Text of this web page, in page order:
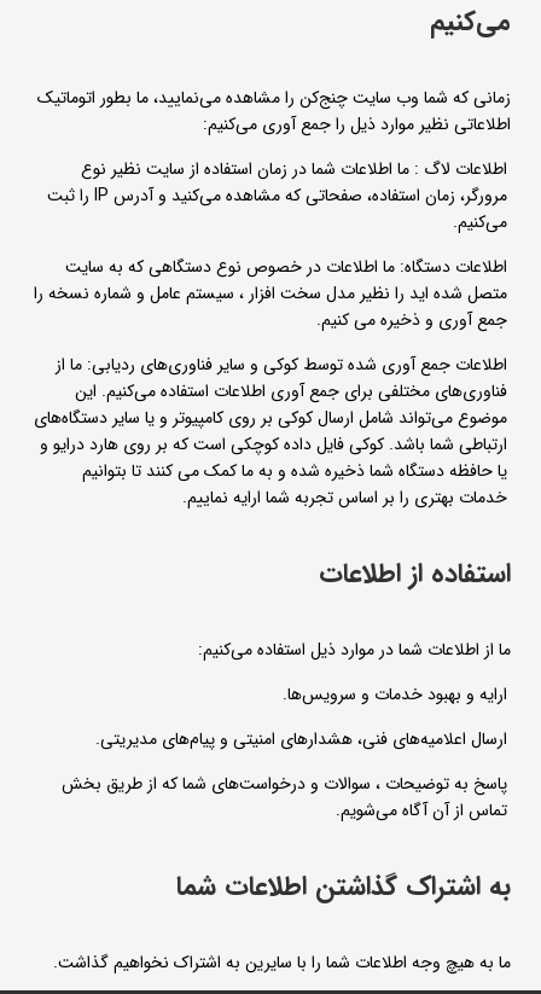
می‌کنیم
زمانی که شما وب سایت چنج‌کن را مشاهده می‌نمایید، ما بطور اتوماتیک
اطلاعاتی نظیر موارد ذیل را جمع آوری می‌کنیم:
اطلاعات لاگ : ما اطلاعات شما در زمان استفاده از سایت نظیر نوع
مرورگر، زمان استفاده، صفحاتی که مشاهده می‌کنید و آدرس IP را ثبت
می‌کنیم.
اطلاعات دستگاه: ما اطلاعات در خصوص نوع دستگاهی که به سایت
متصل شده اید را نظیر مدل سخت افزار ، سیستم عامل و شماره نسخه را
جمع آوری و ذخیره می کنیم.
اطلاعات جمع آوری شده توسط کوکی و سایر فناوری‌های ردیابی: ما از
فناوری‌های مختلفی برای جمع آوری اطلاعات استفاده می‌کنیم. این
موضوع می‌تواند شامل ارسال کوکی بر روی کامپیوتر و یا سایر دستگاه‌های
ارتباطی شما باشد. کوکی فایل داده کوچکی است که بر روی هارد درایو و
یا حافظه دستگاه شما ذخیره شده و به ما کمک می کنند تا بتوانیم
خدمات بهتری را بر اساس تجربه شما ارایه نماییم.
استفاده از اطلاعات
ما از اطلاعات شما در موارد ذیل استفاده می‌کنیم:
ارایه و بهبود خدمات و سرویس‌ها.
ارسال اعلامیه‌های فنی، هشدارهای امنیتی و پیام‌های مدیریتی.
پاسخ به توضیحات ، سوالات و درخواست‌های شما که از طریق بخش
تماس از آن آگاه می‌شویم.
به اشتراک گذاشتن اطلاعات شما
ما به هیچ وجه اطلاعات شما را با سایرین به اشتراک نخواهیم گذاشت.